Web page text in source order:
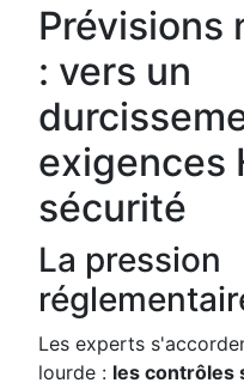
Prévisions
: vers un
exigences
sécurité
La pression
Les experts
lourde : les contrôles